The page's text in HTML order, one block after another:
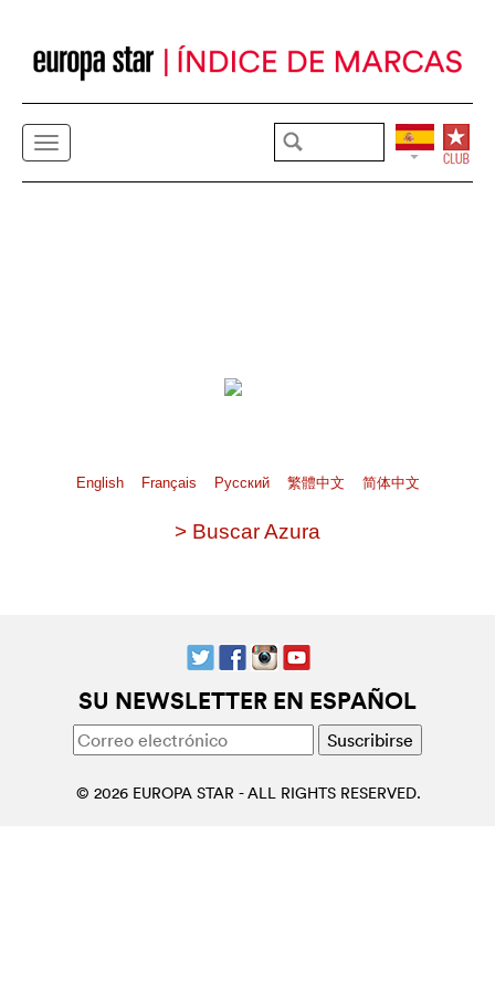
English Français Pусский 繁體中文 简体中文
> Buscar Azura
SU NEWSLETTER EN ESPAÑOL
© 2026 EUROPA STAR - ALL RIGHTS RESERVED.